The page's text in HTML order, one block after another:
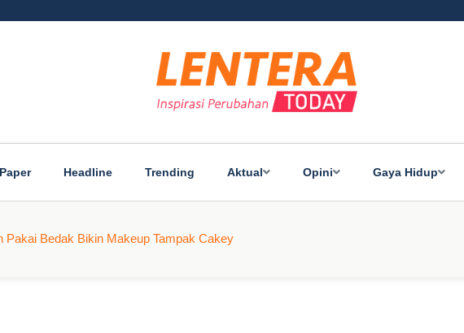
Headline Trending Aktual Opini Gaya Hidup
Pakai Bedak Bikin Makeup Tampak Cakey